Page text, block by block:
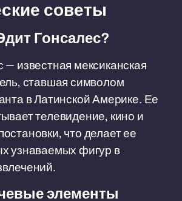
советы
Гонсалес?
— известная мексиканская
ставшая символом
в Латинской Америке. Ее
телевидение, кино и
что делает ее
узнаваемых фигур в
элементы